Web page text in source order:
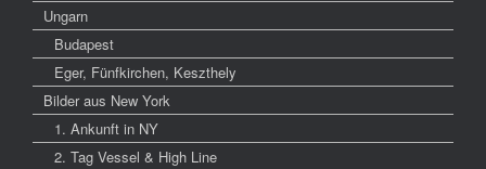
Ungarn
Budapest
Eger, Fünfkirchen, Keszthely
Bilder aus New York
1. Ankunft in NY
2. Tag Vessel & High Line